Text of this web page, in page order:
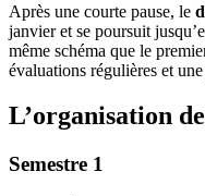
Après une courte pause, le
janvier et se poursuit
même schéma que le
évaluations régulières et
L’organisation
Semestre 1